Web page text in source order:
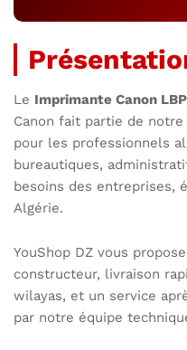
Le Imprimante Canon
Canon fait partie de
pour les professionnels
bureautiques,
besoins des entreprises,
Algérie.
YouShop DZ vous
constructeur, livraison
wilayas, et un service
par notre équipe